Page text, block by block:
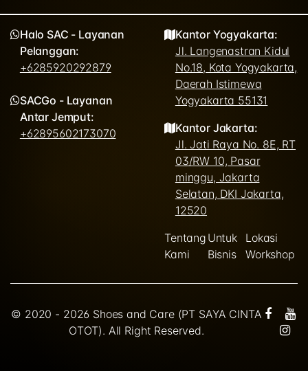
Halo SAC - Layanan
Pelanggan:
+6285920292879
SACGo - Layanan
Antar Jemput:
+62895602173070
Kantor Yogyakarta:
Jl. Langenastran Kidul
No.18, Kota Yogyakarta,
Daerah Istimewa
Yogyakarta 55131
Kantor Jakarta:
Jl. Jati Raya No. 8E, RT
03/RW 10, Pasar
minggu, Jakarta
Selatan, DKI Jakarta,
12520
Tentang
Kami
Untuk
Bisnis
Lokasi
Workshop
© 2020 - 2026 Shoes and Care (PT SAYA CINTA
OTOT). All Right Reserved.